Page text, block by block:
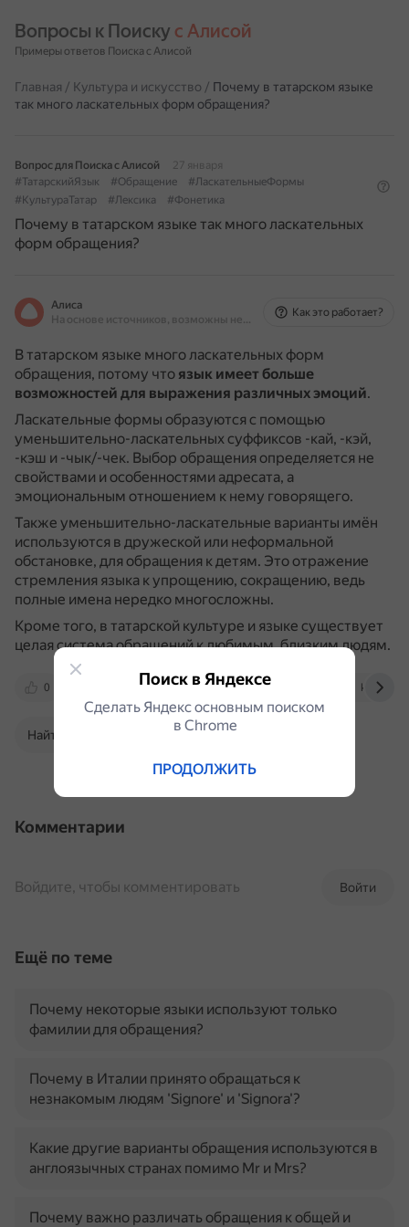
Вопросы к Поиску с Алисой
Примеры ответов Поиска с Алисой
Главная / Культура и искусство / Почему в татарском языке
так много ласкательных форм обращения?
Вопрос для Поиска с Алисой
27 января
#ТатарскийЯзык
#Обращение
#ЛаскательныеФормы
#КультураТатар
#Лексика #Фонетика
Почему в татарском языке так много ласкательных
форм обращения?
Алиса
На основе источников, возможны неточности
Как это работает?
В татарском языке много ласкательных форм
обращения, потому что язык имеет больше
возможностей для выражения различных эмоций.
Ласкательные формы образуются с помощью
уменьшительно-ласкательных суффиксов -кай, -кэй,
-кэш и -чык/-чек. Выбор обращения определяется не
свойствами и особенностями адресата, а
эмоциональным отношением к нему говорящего.
Также уменьшительно-ласкательные варианты имён
используются в дружеской или неформальной
обстановке, для обращения к детям. Это отражение
стремления языка к упрощению, сокращению, ведь
полные имена нередко многосложны.
Кроме того, в татарской культуре и языке существует
целая система обращений к любимым, близким людям.
0 new-disser.ru familio.media
Найти в Поиске
Комментарии
Войти
Войдите, чтобы комментировать
Ещё по теме
Почему некоторые языки используют только
фамилии для обращения?
Почему в Италии принято обращаться к
незнакомым людям 'Signore' и 'Signora'?
Какие другие варианты обращения используются в
англоязычных странах помимо Mr и Mrs?
Почему важно различать обращения к общей и
Поиск в Яндексе
Сделать Яндекс основным поиском
в Сhrome
ПРОДОЛЖИТЬ